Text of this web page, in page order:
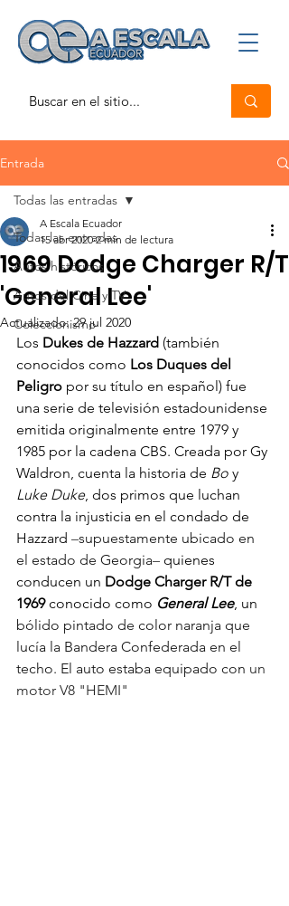
Entrada
Todas las entradas
Autos históricos
Autos del Cine y TV
Coleccionismo
Todas las entradas
1969 Dodge Charger R/T
'General Lee'
A Escala Ecuador
15 abr 2020 2 min de lectura
Actualizado:29 jul 2020
Los Dukes de Hazzard (también
conocidos como Los Duques del
Peligro por su título en español) fue
una serie de televisión estadounidense
emitida originalmente entre 1979 y
1985 por la cadena CBS. Creada por Gy
Waldron, cuenta la historia de Bo y
Luke Duke, dos primos que luchan
contra la injusticia en el condado de
Hazzard –supuestamente ubicado en
el estado de Georgia– quienes
conducen un Dodge Charger R/T de
1969 conocido como General Lee, un
bólido pintado de color naranja que
lucía la Bandera Confederada en el
techo. El auto estaba equipado con un
motor V8 "HEMI"